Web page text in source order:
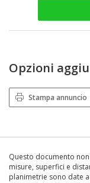
Opzioni
Stampa annuncio
Questo documento
misure, superfici e
planimetrie sono date